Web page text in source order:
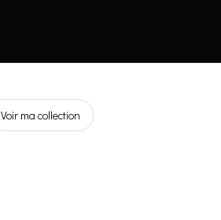
Voir ma collection